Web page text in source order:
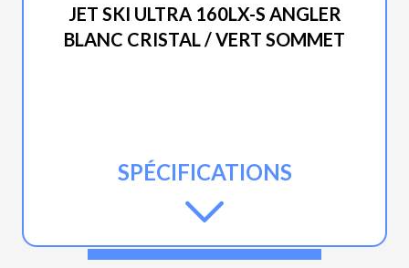
JET SKI ULTRA 160LX-S ANGLER
BLANC CRISTAL / VERT SOMMET
SPÉCIFICATIONS